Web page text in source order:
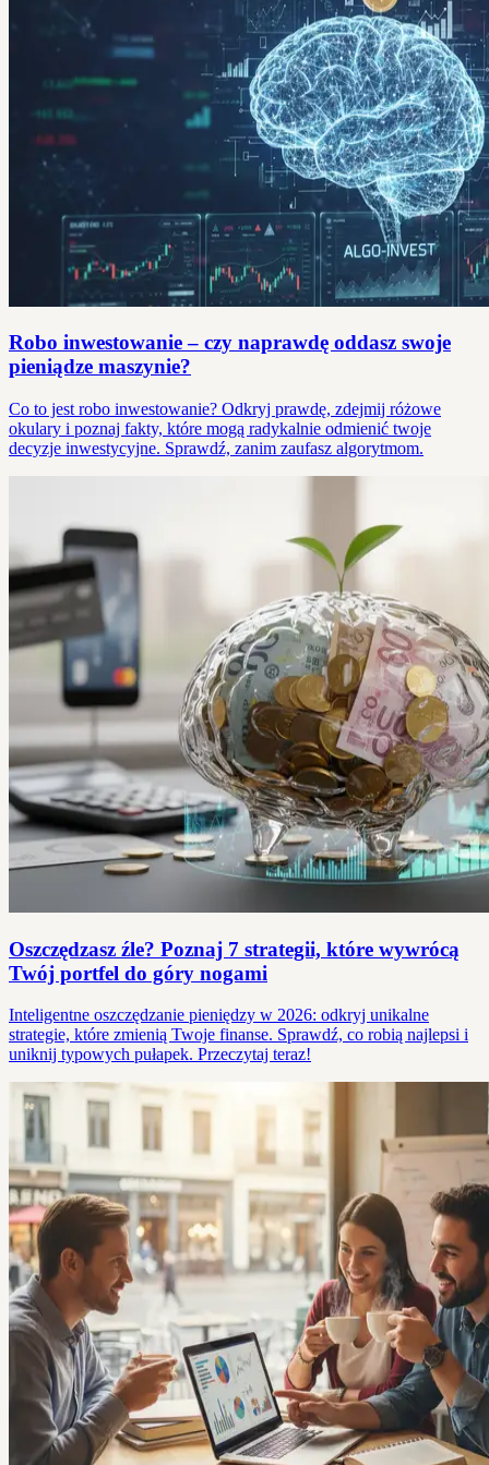
Robo inwestowanie – czy naprawdę oddasz swoje
pieniądze maszynie?
Co to jest robo inwestowanie? Odkryj prawdę, zdejmij różowe
okulary i poznaj fakty, które mogą radykalnie odmienić twoje
decyzje inwestycyjne. Sprawdź, zanim zaufasz algorytmom.
Oszczędzasz źle? Poznaj 7 strategii, które wywrócą
Twój portfel do góry nogami
Inteligentne oszczędzanie pieniędzy w 2026: odkryj unikalne
strategie, które zmienią Twoje finanse. Sprawdź, co robią najlepsi i
uniknij typowych pułapek. Przeczytaj teraz!